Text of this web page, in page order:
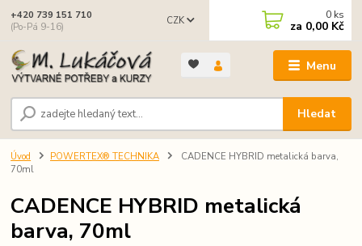
Menu
CZK
Hledat
+420 739 151 710
(Po-Pá 9-16)
0 ks
za 0,00 Kč
Úvod POWERTEX® TECHNIKA
CADENCE HYBRID metalická barva,
70ml
CADENCE HYBRID metalická
barva, 70ml